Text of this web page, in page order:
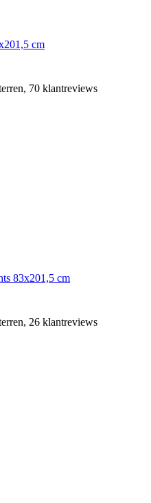
cm
70 klantreviews
83x201,5 cm
26 klantreviews